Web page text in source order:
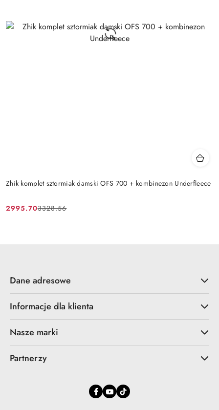
Zhik komplet sztormiak damski OFS 700 + kombinezon Underfleece
Cena
2995.70
Cena
3328.56
Dane adresowe
Informacje dla klienta
Nasze marki
Partnerzy